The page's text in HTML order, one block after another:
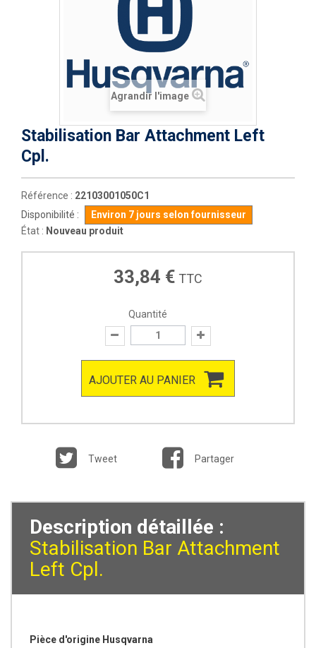
Agrandir l'image
Stabilisation Bar Attachment Left
Cpl.
Référence : 22103001050C1
Disponibilité :
Environ 7 jours selon fournisseur
État : Nouveau produit
33,84 € TTC
Quantité
AJOUTER AU PANIER
Tweet Partager
Description détaillée :
Stabilisation Bar Attachment
Left Cpl.
Pièce d'origine Husqvarna